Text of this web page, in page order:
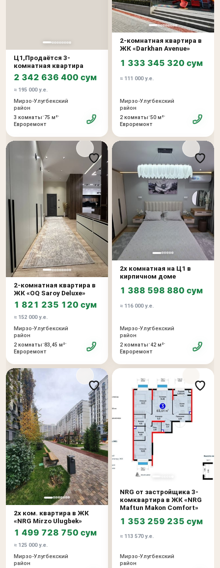
Ц1,Продаётся 3-
комнатная квартира
2 342 636 400 сум
≈ 195 000 у.е.
Мирзо-Улугбекский
район
3 комнаты•75 м²•
Евроремонт
2-комнатная квартира в
ЖК «Darkhan Avenue»
1 333 345 320 сум
≈ 111 000 у.е.
Мирзо-Улугбекский
район
2 комнаты•50 м²•
Евроремонт
2-комнатная квартира в
ЖК «OQ Saroy Deluxe»
1 821 235 120 сум
≈ 152 000 у.е.
Мирзо-Улугбекский
район
2 комнаты•83,45 м²•
Евроремонт
2х комнатная на Ц1 в
кирпичном доме
1 388 598 880 сум
≈ 116 000 у.е.
Мирзо-Улугбекский
район
2 комнаты•42 м²•
Евроремонт
2х ком. квартира в ЖК
«NRG Mirzo Ulugbek»
1 499 728 750 сум
≈ 125 000 у.е.
Мирзо-Улугбекский
район
NRG от застройщика 3-
комквартира в ЖК «NRG
Maftun Makon Comfort»
1 353 259 235 сум
≈ 113 570 у.е.
Мирзо-Улугбекский
район